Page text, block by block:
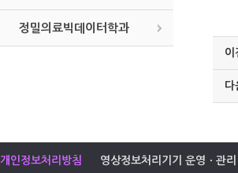
정밀의료빅데이터학과
이
다
개인정보처리방침 영상정보처리기기 운영ㆍ관